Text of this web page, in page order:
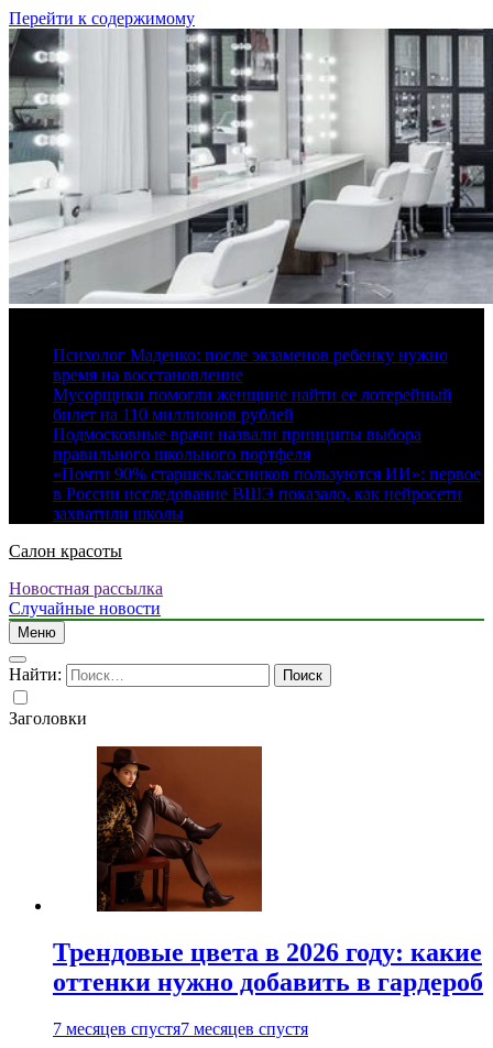
Перейти к содержимому
Психолог Маденко: после экзаменов ребенку нужно
время на восстановление
Мусорщики помогли женщине найти ее лотерейный
билет на 110 миллионов рублей
Подмосковные врачи назвали принципы выбора
правильного школьного портфеля
«Почти 90% старшеклассников пользуются ИИ»: первое
в России исследование ВШЭ показало, как нейросети
захватили школы
Салон красоты
Новостная рассылка
Случайные новости
Меню
Найти:
Заголовки
Трендовые цвета в 2026 году: какие
оттенки нужно добавить в гардероб
7 месяцев спустя7 месяцев спустя